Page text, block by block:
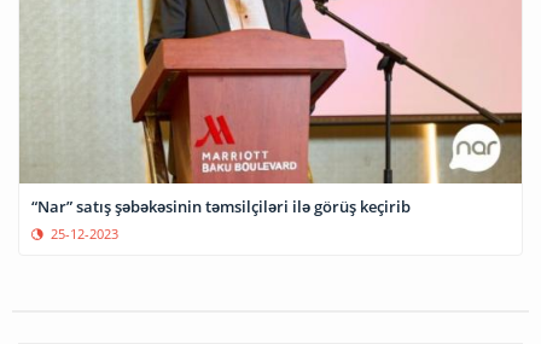
“Nar” satış şəbəkəsinin təmsilçiləri ilə görüş keçirib
25-12-2023